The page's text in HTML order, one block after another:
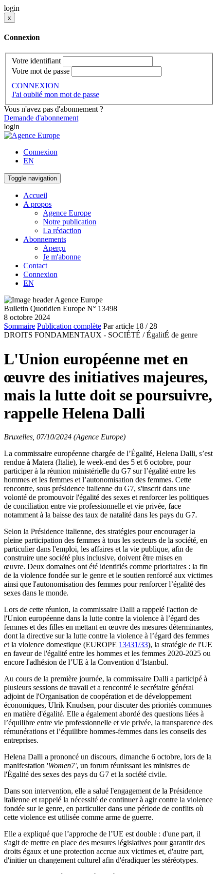
login
x
Connexion
Votre identifiant
Votre mot de passe
CONNEXION
J'ai oublié mon mot de passe
Vous n'avez pas d'abonnement ?
Demande d'abonnement
login
Connexion
EN
Toggle navigation
Accueil
A propos
Agence Europe
Notre publication
La rédaction
Abonnements
Aperçu
Je m'abonne
Contact
Connexion
EN
Bulletin Quotidien Europe N° 13498
8 octobre 2024
Sommaire Publication complète Par article 18 / 28
DROITS FONDAMENTAUX - SOCIÉTÉ / ÉgalitÉ de genre
L'Union européenne met en
œuvre des initiatives majeures,
mais la lutte doit se poursuivre,
rappelle Helena Dalli
Bruxelles, 07/10/2024 (Agence Europe)
La commissaire européenne chargée de l’Égalité, Helena Dalli, s’est
rendue à Matera (Italie), le week-end des 5 et 6 octobre, pour
participer à la réunion ministérielle du G7 sur l’égalité entre les
hommes et les femmes et l’autonomisation des femmes. Cette
rencontre, sous présidence italienne du G7, s'inscrit dans une
volonté de promouvoir l'égalité des sexes et renforcer les politiques
de conciliation entre vie professionnelle et vie privée, face
notamment à la baisse des taux de natalité dans les pays du G7.
Selon la Présidence italienne, des stratégies pour encourager la
pleine participation des femmes à tous les secteurs de la société, en
particulier dans l'emploi, les affaires et la vie publique, afin de
construire une société plus inclusive, doivent être mises en
œuvre. Deux domaines ont été identifiés comme prioritaires : la fin
de la violence fondée sur le genre et le soutien renforcé aux victimes
ainsi que l'autonomisation des femmes pour renforcer l’égalité des
sexes dans le monde.
Lors de cette réunion, la commissaire Dalli a rappelé l'action de
l'Union européenne dans la lutte contre la violence à l’égard des
femmes et des filles en mettant en œuvre des mesures déterminantes,
dont la directive sur la lutte contre la violence à l’égard des femmes
et la violence domestique (EUROPE 13431/33), la stratégie de l'UE
en faveur de l'égalité entre les hommes et les femmes 2020-2025 ou
encore l'adhésion de l’UE à la Convention d’Istanbul.
Au cours de la première journée, la commissaire Dalli a participé à
plusieurs sessions de travail et a rencontré le secrétaire général
adjoint de l'Organisation de coopération et de développement
économiques, Ulrik Knudsen, pour discuter des priorités communes
en matière d'égalité. Elle a également abordé des questions liées à
l’équilibre entre vie professionnelle et vie privée, la transparence des
rémunérations et l’équilibre hommes-femmes dans les conseils des
entreprises.
Helena Dalli a prononcé un discours, dimanche 6 octobre, lors de la
manifestation 'Women7', un forum réunissant les ministres de
l'Égalité des sexes des pays du G7 et la société civile.
Dans son intervention, elle a salué l'engagement de la Présidence
italienne et rappelé la nécessité de continuer à agir contre la violence
fondée sur le genre, en particulier dans une période de conflits où
cette violence est utilisée comme arme de guerre.
Elle a expliqué que l’approche de l’UE est double : d'une part, il
s'agit de mettre en place des mesures législatives pour garantir des
droits égaux et une protection accrue aux victimes et, d'autre part,
d'initier un changement culturel afin d'éradiquer les stéréotypes.